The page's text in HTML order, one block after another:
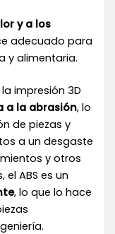
y a los
adecuado para
y alimentaria.
impresión 3D
a la abrasión, lo
de piezas y
a un desgaste
y otros
ABS es un
, lo que lo hace